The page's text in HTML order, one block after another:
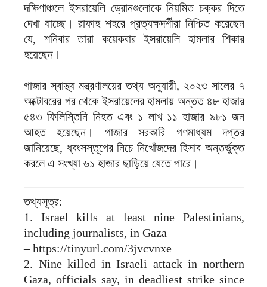
দক্ষিণাঞ্চলে ইসরায়েলি ড্রোনগুলোকে নিয়মিত চক্কর দিতে
দেখা যাচ্ছে। রাফাহ শহরে প্রত্যক্ষদর্শীরা নিশ্চিত করেছেন
যে, শনিবার তারা কয়েকবার ইসরায়েলি হামলার শিকার
হয়েছেন।
গাজার স্বাস্থ্য মন্ত্রণালয়ের তথ্য অনুযায়ী, ২০২৩ সালের ৭
অক্টোবরের পর থেকে ইসরায়েলের হামলায় অন্তত ৪৮ হাজার
৫৪৩ ফিলিস্তিনি নিহত এবং ১ লাখ ১১ হাজার ৯৮১ জন
আহত হয়েছেন। গাজার সরকারি গণমাধ্যম দপ্তর
জানিয়েছে, ধ্বংসস্তূপের নিচে নিখোঁজদের হিসাব অন্তর্ভুক্ত
করলে এ সংখ্যা ৬১ হাজার ছাড়িয়ে যেতে পারে।
তথ্যসূত্র:
1. Israel kills at least nine Palestinians,
including journalists, in Gaza
– https://tinyurl.com/3jvcvnxe
2. Nine killed in Israeli attack in northern
Gaza, officials say, in deadliest strike since